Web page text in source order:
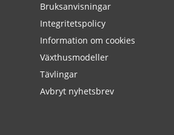
Bruksanvisningar
Integritetspolicy
Information om cookies
Växthusmodeller
Tävlingar
Avbryt nyhetsbrev